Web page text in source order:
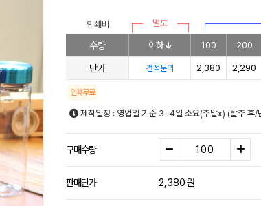
인쇄비 별도
수량 이하 100 200
단가 견적문의 2,380 2,290
인쇄무료
제작일정 : 영업일 기준 3~4일 소요(주말x) (발주 후/
구매수량
판매단가 2,380원